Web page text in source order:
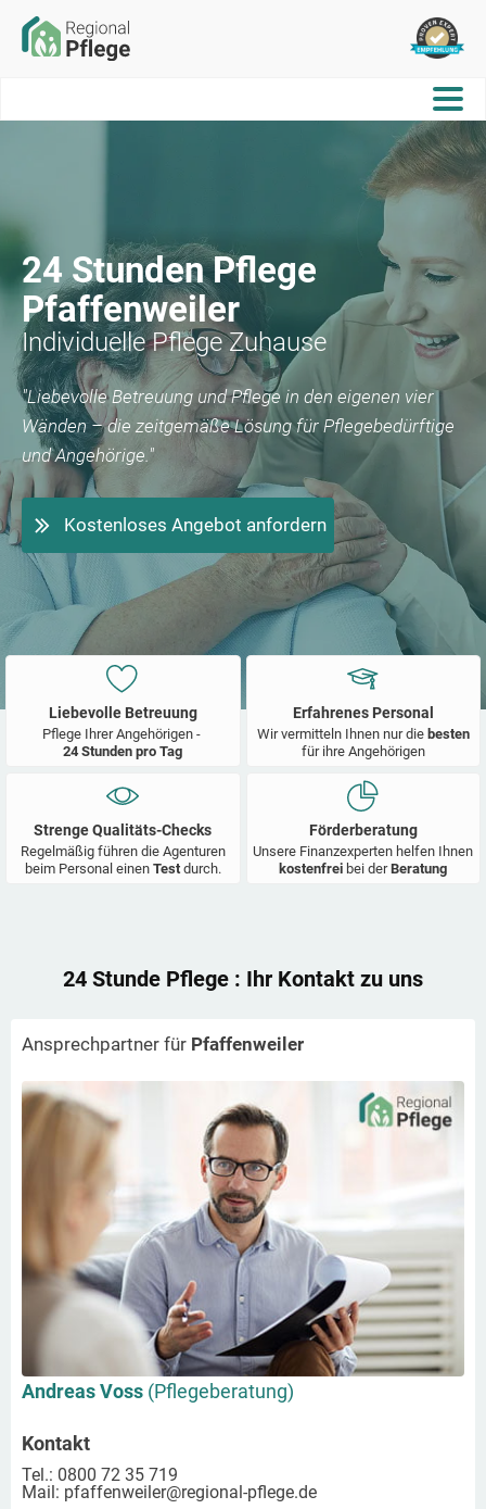
24 Stunden Pflege
Pfaffenweiler
Individuelle Pflege Zuhause
"Liebevolle Betreuung und Pflege in den eigenen vier
Wänden – die zeitgemäße Lösung für Pflegebedürftige
und Angehörige."
Kostenloses Angebot anfordern
Liebevolle Betreuung
Pflege Ihrer Angehörigen -
24 Stunden pro Tag
Erfahrenes Personal
Wir vermitteln Ihnen nur die besten
für ihre Angehörigen
Strenge Qualitäts-Checks
Regelmäßig führen die Agenturen
beim Personal einen Test durch.
Förderberatung
Unsere Finanzexperten helfen Ihnen
kostenfrei bei derBeratung
24 Stunde Pflege : Ihr Kontakt zu uns
Ansprechpartner für Pfaffenweiler
Andreas Voss (Pflegeberatung)
Kontakt
Tel.: 0800 72 35 719
Mail: pfaffenweiler@regional-pflege.de